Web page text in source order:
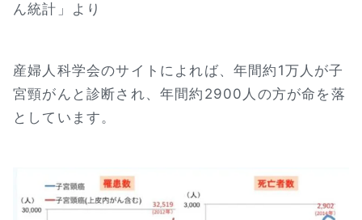
ん統計」より
産婦人科学会のサイトによれば、年間約1万人が子
宮頸がんと診断され、年間約2900人の方が命を落
としています。